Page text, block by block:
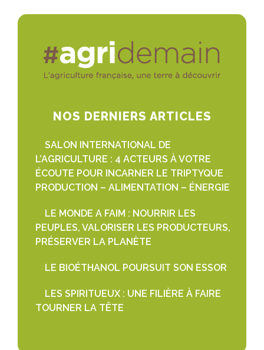
NOS DERNIERS ARTICLES
SALON INTERNATIONAL DE
L’AGRICULTURE : 4 ACTEURS À VOTRE
ÉCOUTE POUR INCARNER LE TRIPTYQUE
PRODUCTION – ALIMENTATION – ÉNERGIE
LE MONDE A FAIM : NOURRIR LES
PEUPLES, VALORISER LES PRODUCTEURS,
PRÉSERVER LA PLANÈTE
LE BIOÉTHANOL POURSUIT SON ESSOR
LES SPIRITUEUX : UNE FILIÈRE À FAIRE
TOURNER LA TÊTE